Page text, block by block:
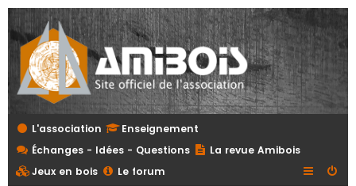
L'association
Enseignement
Échanges - Idées - Questions
La revue Amibois
Jeux en bois
Le forum